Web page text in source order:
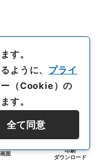
面
印刷
ダウンロード
す。
ように、 プライ
（Cookie）の
す。
全て同意